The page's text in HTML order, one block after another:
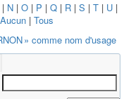
| N | O | P | Q | R | S | T | U |
Aucun| Tous
» comme nom d'usage